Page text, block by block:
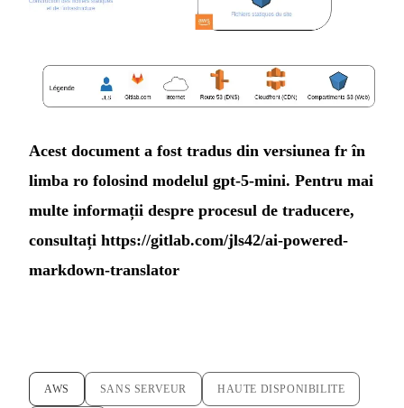
Acest document a fost tradus din versiunea fr în
limba ro folosind modelul gpt-5-mini. Pentru mai
multe informații despre procesul de traducere,
consultați https://gitlab.com/jls42/ai-powered-
markdown-translator
AWS SANS SERVEUR HAUTE DISPONIBILITE